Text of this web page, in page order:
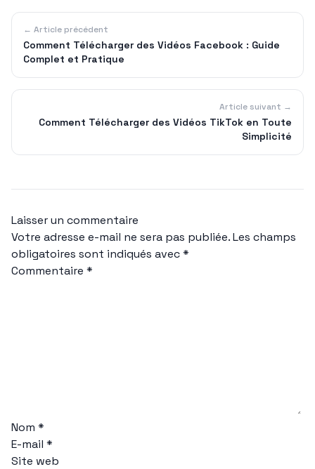
← Article précédent
Comment Télécharger des Vidéos Facebook : Guide
Complet et Pratique
Article suivant →
Comment Télécharger des Vidéos TikTok en Toute
Simplicité
Laisser un commentaire
Votre adresse e-mail ne sera pas publiée.Les champs
obligatoires sont indiqués avec*
Commentaire *
Nom *
E-mail *
Site web